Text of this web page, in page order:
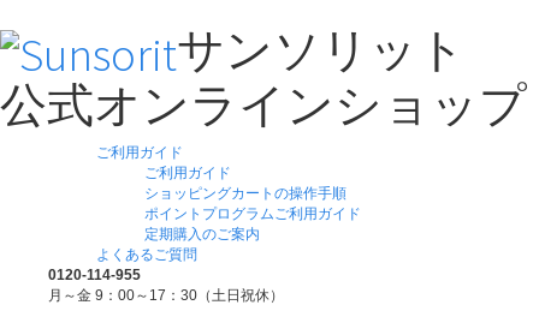
サンソリット
公式オンラインショップ
ご利用ガイド
ご利用ガイド
ショッピングカートの操作手順
ポイントプログラムご利用ガイド
定期購入のご案内
よくあるご質問
0120-114-955
月～金 9：00～17：30（土日祝休）